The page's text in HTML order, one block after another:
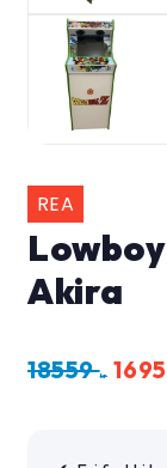
REA
Akira
18559kr